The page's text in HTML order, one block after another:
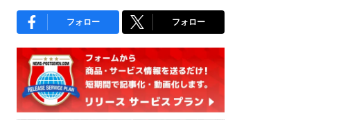
フォロー フォロー